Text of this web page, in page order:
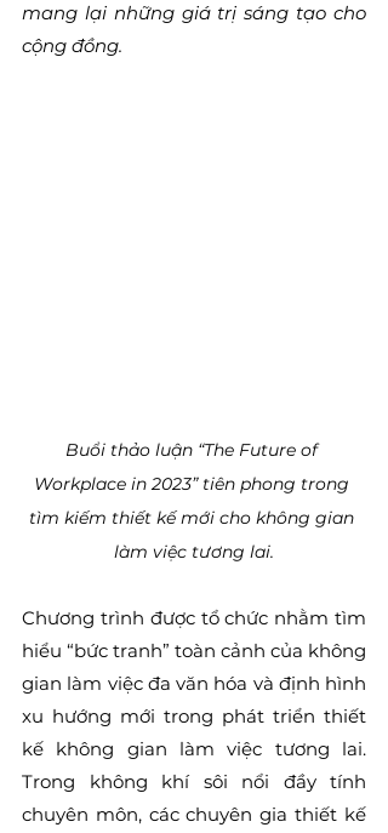
mang lại những giá trị sáng tạo cho
cộng đồng.
Buổi thảo luận “The Future of
Workplace in 2023” tiên phong trong
tìm kiếm thiết kế mới cho không gian
làm việc tương lai.
Chương trình được tổ chức nhằm tìm
hiểu “bức tranh” toàn cảnh của không
gian làm việc đa văn hóa và định hình
xu hướng mới trong phát triển thiết
kế không gian làm việc tương lai.
Trong không khí sôi nổi đầy tính
chuyên môn, các chuyên gia thiết kế